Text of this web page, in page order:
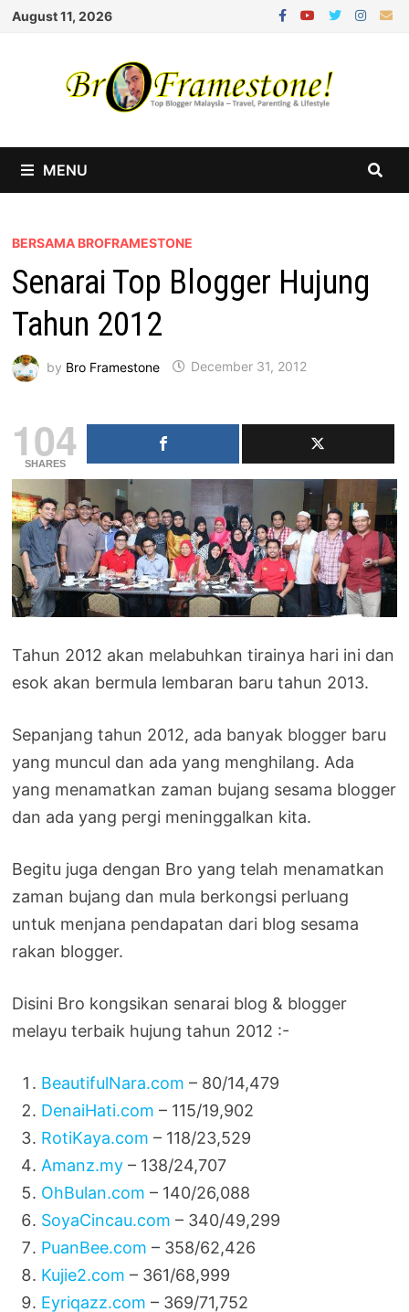
Skip
August 11, 2026
MENU
BERSAMA BROFRAMESTONE
Senarai Top Blogger Hujung
Tahun 2012
by Bro Framestone December 31, 2012
104
SHARES
Tahun 2012 akan melabuhkan tirainya hari ini dan
esok akan bermula lembaran baru tahun 2013.
Sepanjang tahun 2012, ada banyak blogger baru
yang muncul dan ada yang menghilang. Ada
yang menamatkan zaman bujang sesama blogger
dan ada yang pergi meninggalkan kita.
Begitu juga dengan Bro yang telah menamatkan
zaman bujang dan mula berkongsi perluang
untuk menjana pendapatan dari blog sesama
rakan blogger.
Disini Bro kongsikan senarai blog & blogger
melayu terbaik hujung tahun 2012 :-
BeautifulNara.com – 80/14,479
DenaiHati.com – 115/19,902
RotiKaya.com – 118/23,529
Amanz.my – 138/24,707
OhBulan.com – 140/26,088
SoyaCincau.com – 340/49,299
PuanBee.com – 358/62,426
Kujie2.com – 361/68,999
Eyriqazz.com – 369/71,752